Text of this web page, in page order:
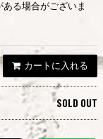
る場合がございま
カートに入れる
SOLD OUT